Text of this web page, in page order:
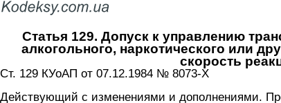
Статья 129. Допуск к управлению
алкогольного, наркотического или
скорость
Ст. 129 КУоАП от 07.12.1984 № 8073-X
Действующий с изменениями и дополнениями.